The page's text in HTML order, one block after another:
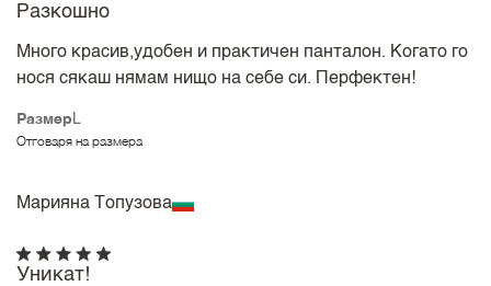
Размер L
Отговаря на размера
Разкошно
Много красив,удобен и практичен панталон. Когато го
нося сякаш нямам нищо на себе си. Перфектен!
Марияна Топузова
Уникат!